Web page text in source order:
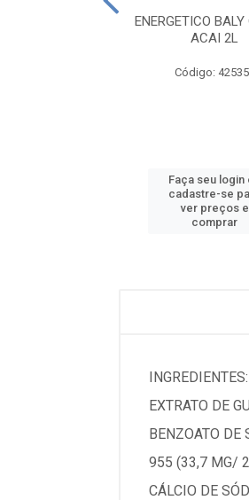
ENERGETICO BALY
ACAI 2L
Código:
Faça seu login
cadastre-se
ver preços e
comprar
EXTRATO DE
BENZOATO
955 (33,7 MG/
CÁLCIO DE